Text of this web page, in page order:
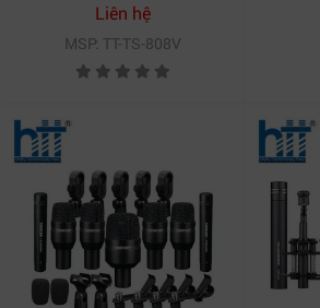
Liên hệ
MSP: TT-TS-808V